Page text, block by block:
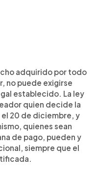
adquirido por todo
no puede exigirse
establecido. La ley
quien decide la
20 de diciembre, y
quienes sean
de pago, pueden y
siempre que el